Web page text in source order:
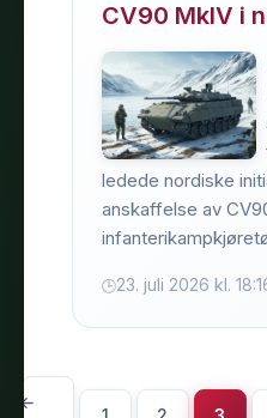
CV90 MkIV i
ledede nordiske
anskaffelse av
23. juli 2026 kl.
←